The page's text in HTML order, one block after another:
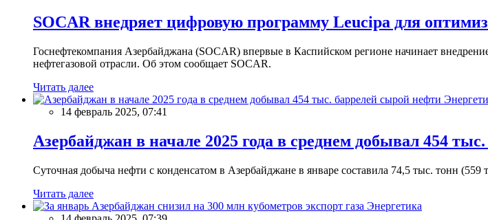
SOCAR внедряет цифровую программу Leucipa для
Госнефтекомпания Азербайджана (SOCAR) впервые в Каспийском регионе начинает
нефтегазовой отрасли. Об этом сообщает SOCAR.
Читать далее
14 февраль 2025, 07:41
Азербайджан в начале 2025 года в среднем добывал 454
Суточная добыча нефти с конденсатом в Азербайджане в январе составила 74,5 тыс. тонн (559
Читать далее
Энергетика